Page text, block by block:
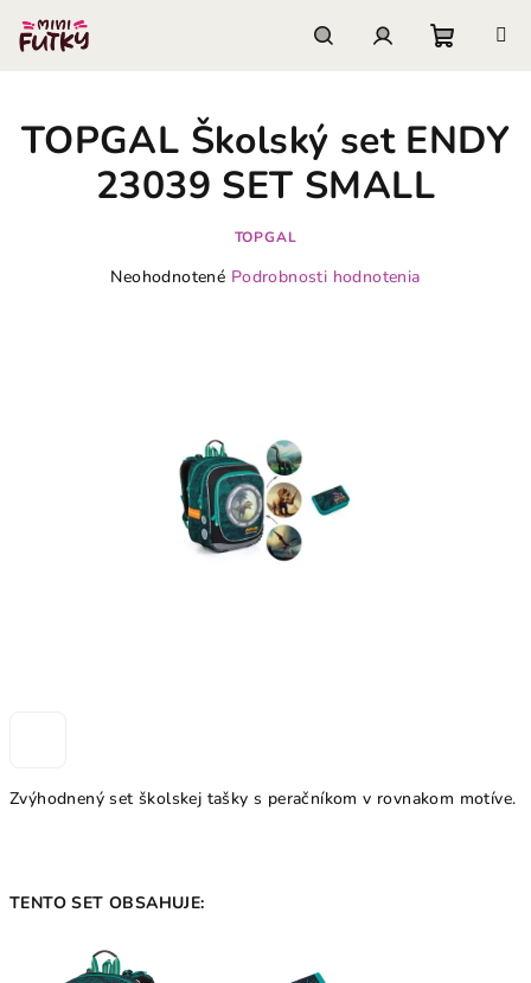
obsah
košík
Zvýhodnený set školskej tašky s peračníkom v rovnakom motíve.
TENTO SET OBSAHUJE:
TOPGAL Školský set ENDY
23039 SET SMALL
TOPGAL
Priemerné
Neohodnotené Podrobnosti hodnotenia